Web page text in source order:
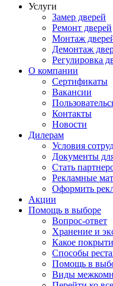
Услуги
Замер дверей
Ремонт дверей
Монтаж
Демонтаж
Регулировка
О компании
Сертификаты
Вакансии
Контакты
Новости
Дилерам
Условия
Документы
Стать
Рекламные
Оформить
Акции
Помощь в выборе
Вопрос-ответ
Хранение и
Какое
Способы
Помощь в
Виды